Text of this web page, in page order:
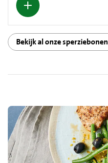
Bekijk al onze sperziebonen